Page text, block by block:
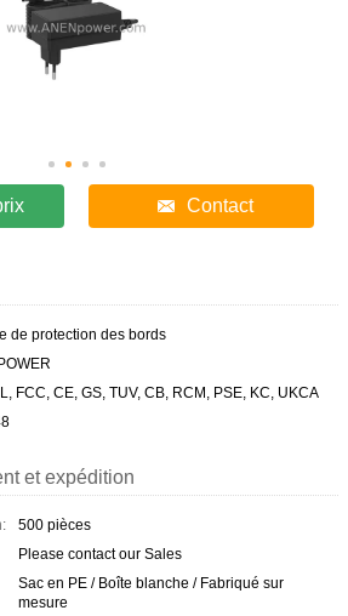
Contact
de protection des bords
FCC, CE, GS, TUV, CB, RCM, PSE, KC, UKCA
et expédition
500 pièces
Please contact our Sales
Sac en PE / Boîte blanche / Fabriqué sur
mesure